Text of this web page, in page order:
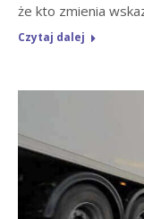
że kto zmienia
Czytaj dalej